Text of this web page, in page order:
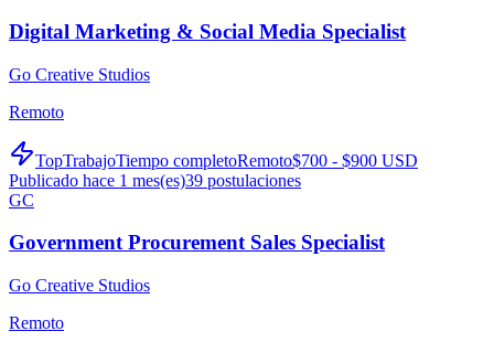
Digital Marketing & Social Media Specialist
Go Creative Studios
Remoto
TopTrabajoTiempo completoRemoto$700 - $900 USD
Publicado hace 1 mes(es)39 postulaciones
GC
Government Procurement Sales Specialist
Go Creative Studios
Remoto